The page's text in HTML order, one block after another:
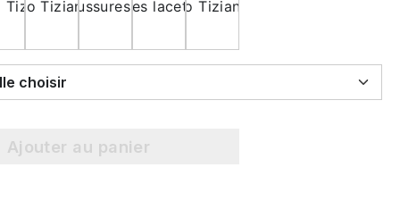
Select Taille choisir
Ajouter au panier